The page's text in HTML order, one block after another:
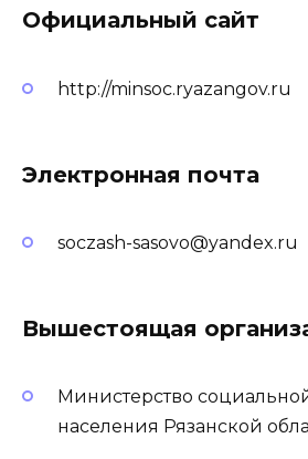
Официальный сайт
http://minsoc.ryazangov.ru
Электронная почта
soczash-sasovo@yandex.ru
Вышестоящая
Министерство
населения Рязанской